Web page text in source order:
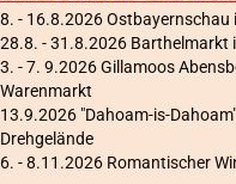
8. - 16.8.2026 Ostbayernschau
28.8. - 31.8.2026 Barthelmarkt
3. - 7. 9.2026 Gillamoos
Warenmarkt
13.9.2026 "Dahoam-is-
Drehgelände
6. - 8.11.2026 Romantischer